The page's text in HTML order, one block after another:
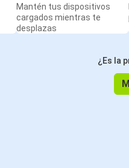
Mantén tus dispositivos
cargados mientras te
desplazas
¿Es la